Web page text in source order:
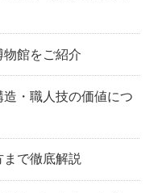
館をご紹介
造・職人技の価値につ
で徹底解説